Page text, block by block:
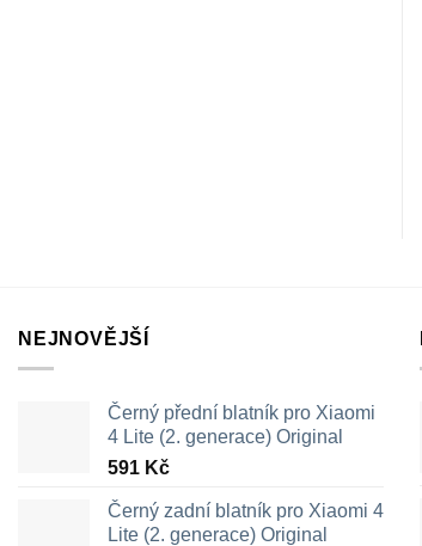
NEJNOVĚJŠÍ
Černý přední blatník pro Xiaomi
4 Lite (2. generace) Original
591 Kč
Černý zadní blatník pro Xiaomi 4
Lite (2. generace) Original